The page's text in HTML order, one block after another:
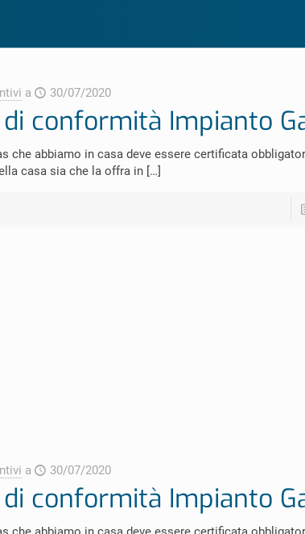
a 30/07/2020
conformità Impianto
che abbiamo in casa deve essere certificata
casa sia che la offra in[…]
a 30/07/2020
conformità Impianto